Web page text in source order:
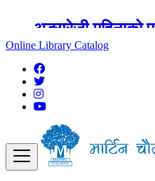
अङ्ग्रेजी महिनाको
शुक्रबार मार्टिन
बन्द रहने छ ।
Online Library Catalog